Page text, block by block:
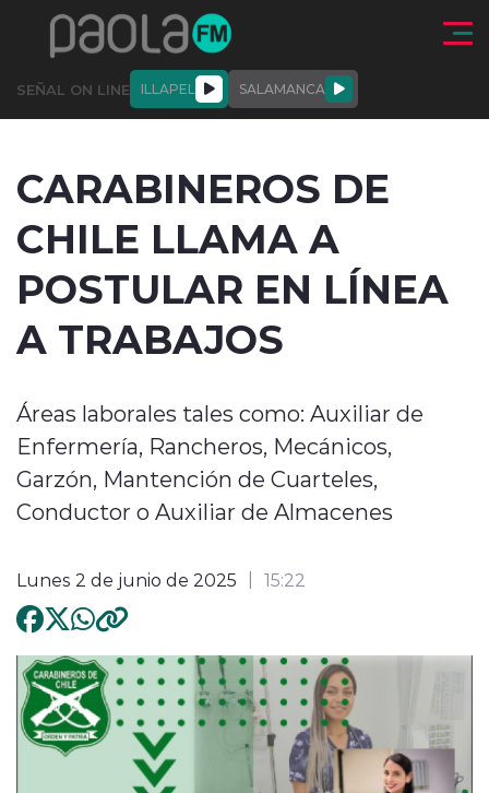
Click acá para ir directamente al contenido
SEÑAL ON LINE ILLAPEL SALAMANCA
modo claro
CARABINEROS DE
CHILE LLAMA A
POSTULAR EN LÍNEA
A TRABAJOS
Áreas laborales tales como: Auxiliar de
Enfermería, Rancheros, Mecánicos,
Garzón, Mantención de Cuarteles,
Conductor o Auxiliar de Almacenes
Lunes 2 de junio de 2025 15:22